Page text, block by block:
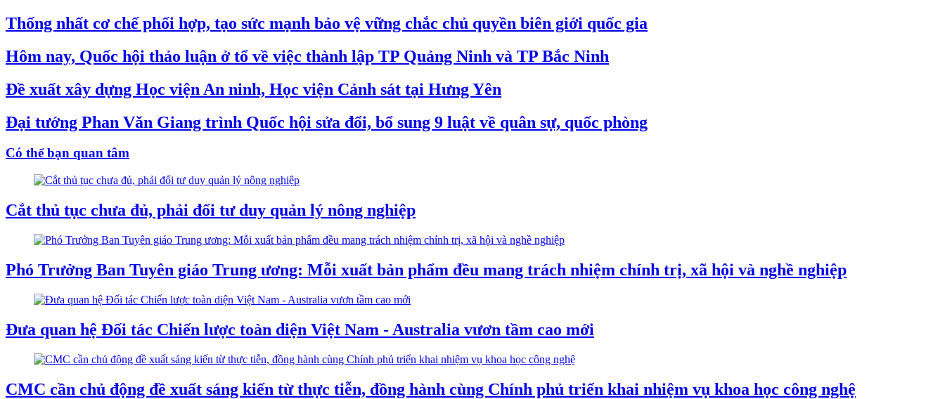
Thống nhất cơ chế phối hợp, tạo sức mạnh bảo vệ vững chắc chủ quyền biên giới quốc gia
Hôm nay, Quốc hội thảo luận ở tổ về việc thành lập TP Quảng Ninh và TP Bắc Ninh
Đề xuất xây dựng Học viện An ninh, Học viện Cảnh sát tại Hưng Yên
Đại tướng Phan Văn Giang trình Quốc hội sửa đổi, bổ sung 9 luật về quân sự, quốc phòng
Có thể bạn quan tâm
Cắt thủ tục chưa đủ, phải đổi tư duy quản lý nông nghiệp
Phó Trưởng Ban Tuyên giáo Trung ương: Mỗi xuất bản phẩm đều mang trách nhiệm chính trị, xã hội và nghề nghiệp
Đưa quan hệ Đối tác Chiến lược toàn diện Việt Nam - Australia vươn tầm cao mới
CMC cần chủ động đề xuất sáng kiến từ thực tiễn, đồng hành cùng Chính phủ triển khai nhiệm vụ khoa học công nghệ